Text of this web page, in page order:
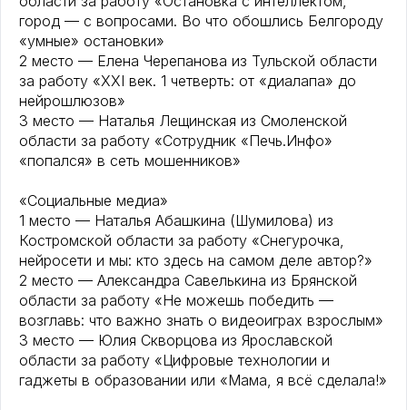
город — с вопросами. Во что обошлись Белгороду
«умные» остановки»
2 место — Елена Черепанова из Тульской области
за работу «XXI век. 1 четверть: от «диалапа» до
нейрошлюзов»
3 место — Наталья Лещинская из Смоленской
области за работу «Сотрудник «Печь.Инфо»
«попался» в сеть мошенников»
«Социальные медиа»
1 место — Наталья Абашкина (Шумилова) из
Костромской области за работу «Снегурочка,
нейросети и мы: кто здесь на самом деле автор?»
2 место — Александра Савелькина из Брянской
области за работу «Не можешь победить —
возглавь: что важно знать о видеоиграх взрослым»
3 место — Юлия Скворцова из Ярославской
области за работу «Цифровые технологии и
гаджеты в образовании или «Мама, я всё сделала!»